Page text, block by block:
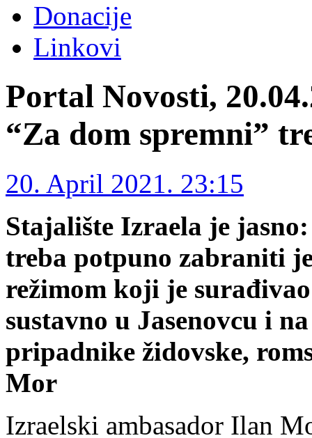
Donacije
Linkovi
Portal Novosti,
“Za dom spremni”
20. April 2021. 23:15
Stajalište Izraela je
treba potpuno zabraniti
režimom koji je
sustavno u Jasenovcu i
pripadnike židovske,
Mor
Izraelski ambasador Ilan